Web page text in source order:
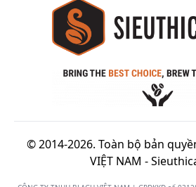
© 2014-2026. Toàn bộ bản
VIỆT NAM -